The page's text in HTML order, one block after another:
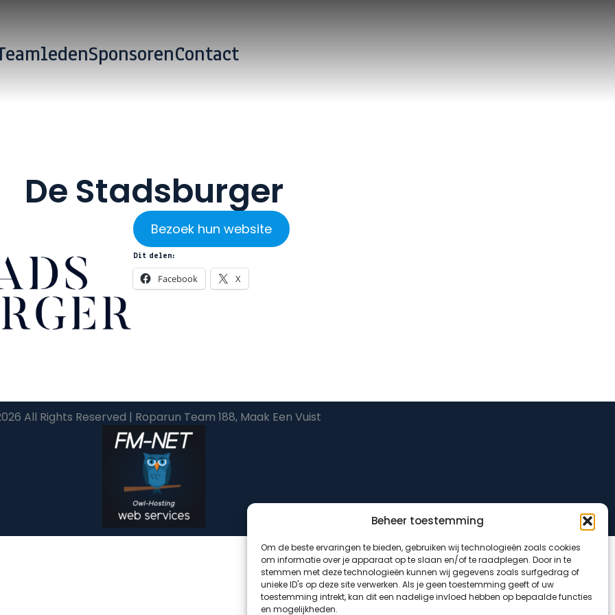
Beheer toestemming
Om de beste ervaringen te bieden, gebruiken wij technologieën zoals cookies
om informatie over je apparaat op te slaan en/of te raadplegen. Door in te
stemmen met deze technologieën kunnen wij gegevens zoals surfgedrag of
unieke ID's op deze site verwerken. Als je geen toestemming geeft of uw
toestemming intrekt, kan dit een nadelige invloed hebben op bepaalde functies
en mogelijkheden.
SponsorenContact
De Stadsburger
Bezoek hun website
Dit delen:
Facebook X
All Rights Reserved | Roparun Team 188, Maak Een Vuist